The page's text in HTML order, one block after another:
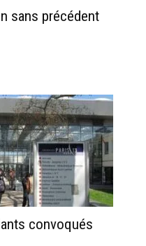
sans précédent
convoqués